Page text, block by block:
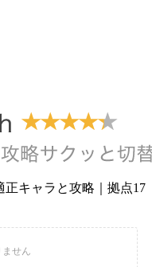
正キャラと攻略｜拠点17